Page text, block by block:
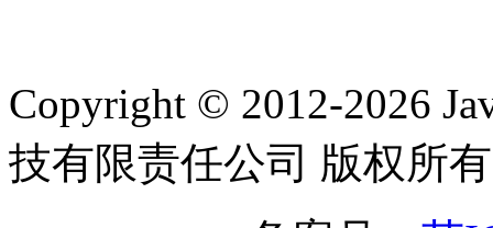
Copyright © 2012-2026
技有限责任公司 版权所有